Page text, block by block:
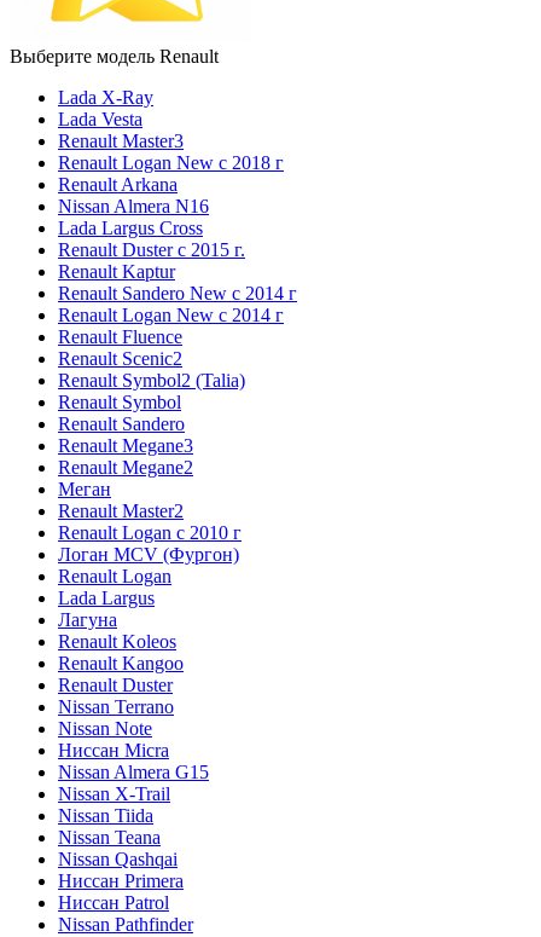
Выберите модель Renault
Lada X-Ray
Lada Vesta
Renault Master3
Renault Logan New с 2018 г
Renault Arkana
Nissan Almera N16
Lada Largus Cross
Renault Duster с 2015 г.
Renault Kaptur
Renault Sandero New с 2014 г
Renault Logan New с 2014 г
Renault Fluence
Renault Scenic2
Renault Symbol2 (Talia)
Renault Symbol
Renault Sandero
Renault Megane3
Renault Megane2
Меган
Renault Master2
Renault Logan c 2010 г
Логан МСV (Фургон)
Renault Logan
Lada Largus
Лагуна
Renault Koleos
Renault Kangoo
Renault Duster
Nissan Terrano
Nissan Note
Ниссан Micra
Nissan Almera G15
Nissan X-Trail
Nissan Tiida
Nissan Teana
Nissan Qashqai
Ниссан Primera
Ниссан Patrol
Nissan Pathfinder